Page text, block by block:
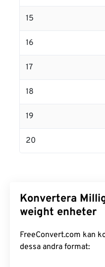
15
16
17
18
19
20
Konvertera
weight enheter
FreeConvert.com kan
dessa andra format: